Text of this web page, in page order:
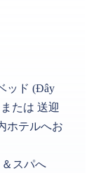
ッド (Đây
たは 送迎
ホテルへお
スパへ